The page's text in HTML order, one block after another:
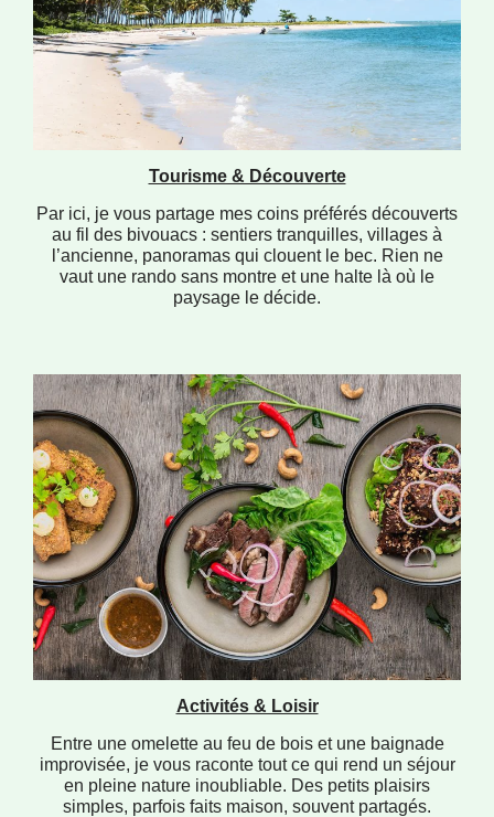
Tourisme & Découverte
Par ici, je vous partage mes coins préférés découverts
au fil des bivouacs : sentiers tranquilles, villages à
l’ancienne, panoramas qui clouent le bec. Rien ne
vaut une rando sans montre et une halte là où le
paysage le décide.
Activités & Loisir
Entre une omelette au feu de bois et une baignade
improvisée, je vous raconte tout ce qui rend un séjour
en pleine nature inoubliable. Des petits plaisirs
simples, parfois faits maison, souvent partagés.